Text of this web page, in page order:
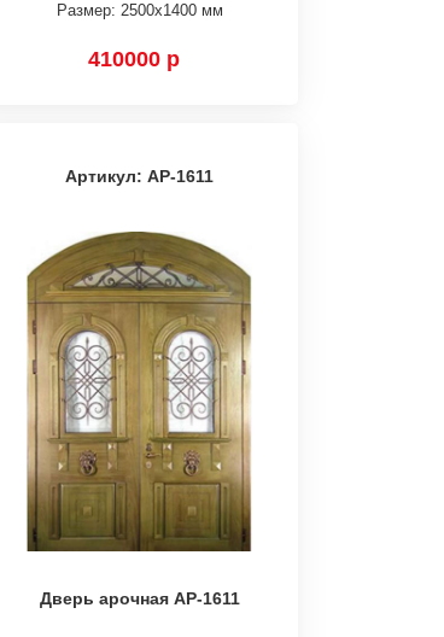
Размер: 2500х1400 мм
410000 р
Артикул: АР-1611
Дверь арочная АР-1611